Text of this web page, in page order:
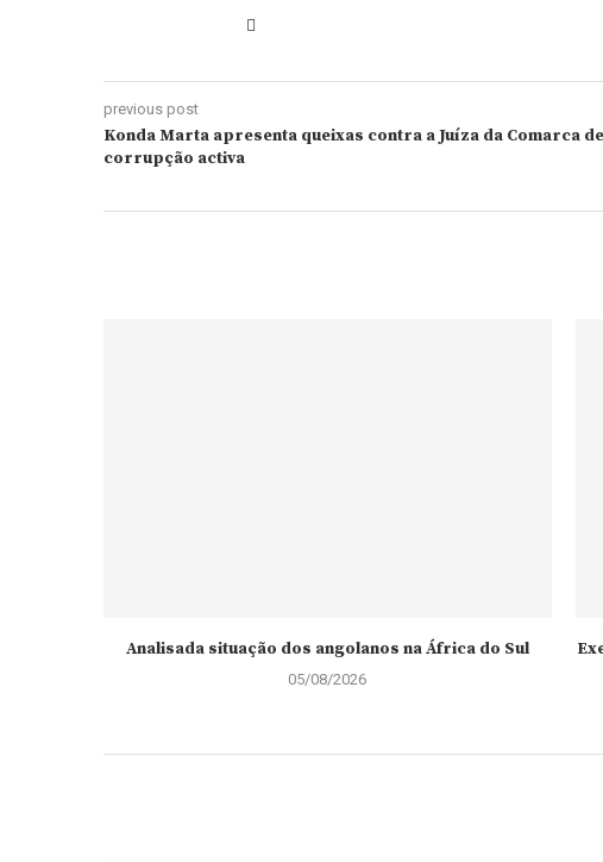
previous post
Konda Marta apresenta queixas contra a Juíza da Comarca
corrupção activa
Analisada situação dos angolanos na África do Sul
05/08/2026